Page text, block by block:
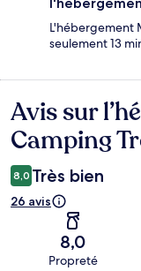
L'hébergement
seulement 13
Avis
Avis sur
Camping
8,0 Très bien
26 avis
8,0
Propreté